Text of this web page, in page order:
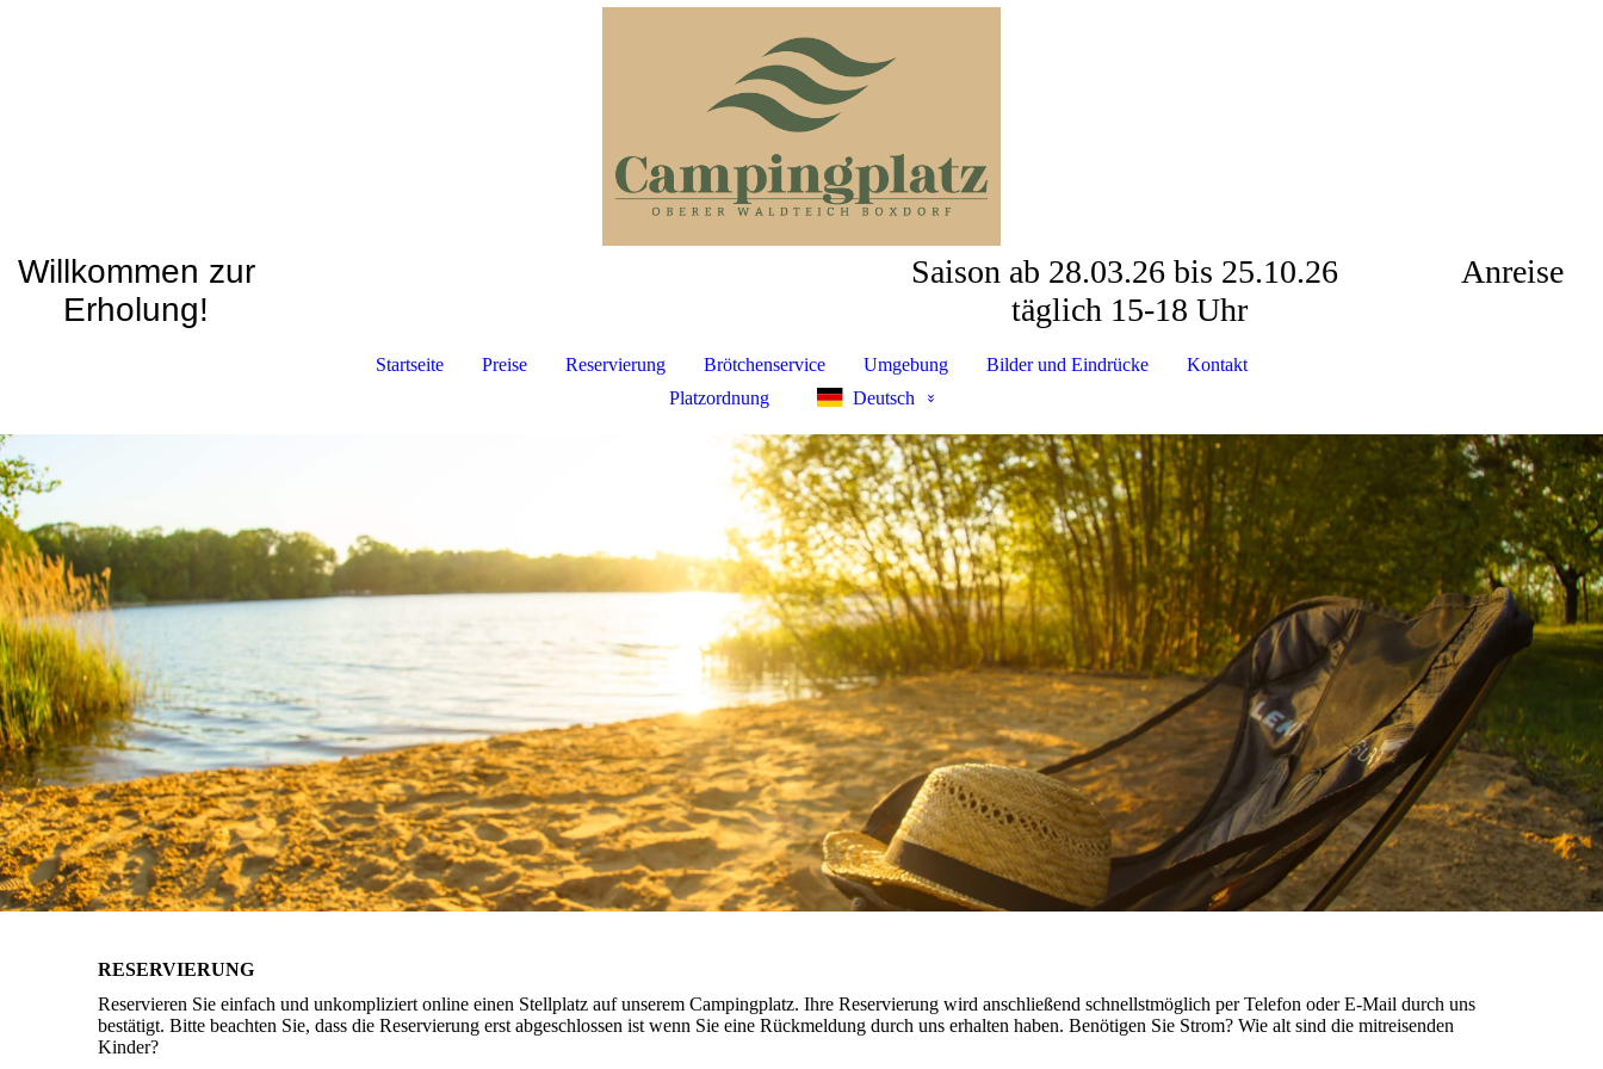
Willkommen zur
Erholung!
Saison ab 28.03.26 bis 25.10.26 Anreise
täglich 15-18 Uhr
Startseite Preise Reservierung Brötchenservice Umgebung Bilder und Eindrücke
Kontakt
Platzordnung
Deutsch
RESERVIERUNG
Reservieren Sie einfach und unkompliziert online einen Stellplatz auf unserem Campingplatz. Ihre Reservierung wird anschließend schnellstmöglich per Telefon oder E-Mail durch uns
bestätigt. Bitte beachten Sie, dass die Reservierung erst abgeschlossen ist wenn Sie eine Rückmeldung durch uns erhalten haben. Benötigen Sie Strom? Wie alt sind die mitreisenden
Kinder?